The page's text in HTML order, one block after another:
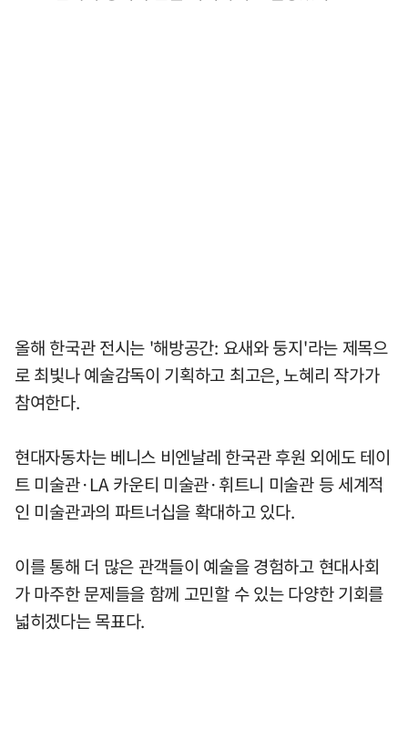
올해 한국관 전시는 '해방공간: 요새와 둥지'라는 제목으
로 최빛나 예술감독이 기획하고 최고은, 노혜리 작가가
참여한다.
현대자동차는 베니스 비엔날레 한국관 후원 외에도 테이
트 미술관·LA 카운티 미술관·휘트니 미술관 등 세계적
인 미술관과의 파트너십을 확대하고 있다.
이를 통해 더 많은 관객들이 예술을 경험하고 현대사회
가 마주한 문제들을 함께 고민할 수 있는 다양한 기회를
넓히겠다는 목표다.